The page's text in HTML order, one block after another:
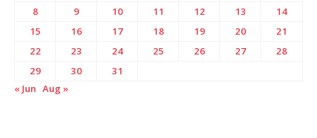
8
9 10 11 12 13
14
15
16 17 18 19 20
21
22
23 24 25 26 27
28
29
30
31
« Jun Aug »